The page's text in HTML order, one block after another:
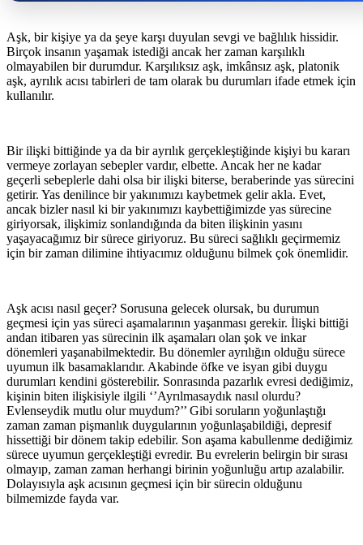
Aşk, bir kişiye ya da şeye karşı duyulan sevgi ve bağlılık hissidir.
Birçok insanın yaşamak istediği ancak her zaman karşılıklı
olmayabilen bir durumdur. Karşılıksız aşk, imkânsız aşk, platonik
aşk, ayrılık acısı tabirleri de tam olarak bu durumları ifade etmek için
kullanılır.
Bir ilişki bittiğinde ya da bir ayrılık gerçekleştiğinde kişiyi bu kararı
vermeye zorlayan sebepler vardır, elbette. Ancak her ne kadar
geçerli sebeplerle dahi olsa bir ilişki biterse, beraberinde yas sürecini
getirir. Yas denilince bir yakınımızı kaybetmek gelir akla. Evet,
ancak bizler nasıl ki bir yakınımızı kaybettiğimizde yas sürecine
giriyorsak, ilişkimiz sonlandığında da biten ilişkinin yasını
yaşayacağımız bir sürece giriyoruz. Bu süreci sağlıklı geçirmemiz
için bir zaman dilimine ihtiyacımız olduğunu bilmek çok önemlidir.
Aşk acısı nasıl geçer? Sorusuna gelecek olursak, bu durumun
geçmesi için yas süreci aşamalarının yaşanması gerekir. İlişki bittiği
andan itibaren yas sürecinin ilk aşamaları olan şok ve inkar
dönemleri yaşanabilmektedir. Bu dönemler ayrılığın olduğu sürece
uyumun ilk basamaklarıdır. Akabinde öfke ve isyan gibi duygu
durumları kendini gösterebilir. Sonrasında pazarlık evresi dediğimiz,
kişinin biten ilişkisiyle ilgili ‘’Ayrılmasaydık nasıl olurdu?
Evlenseydik mutlu olur muydum?’’ Gibi soruların yoğunlaştığı
zaman zaman pişmanlık duygularının yoğunlaşabildiği, depresif
hissettiği bir dönem takip edebilir. Son aşama kabullenme dediğimiz
sürece uyumun gerçekleştiği evredir. Bu evrelerin belirgin bir sırası
olmayıp, zaman zaman herhangi birinin yoğunluğu artıp azalabilir.
Dolayısıyla aşk acısının geçmesi için bir sürecin olduğunu
bilmemizde fayda var.